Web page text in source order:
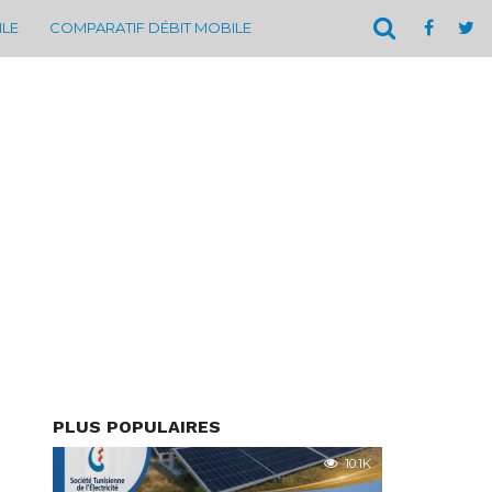
COMPARATIF DÉBIT MOBILE
PLUS POPULAIRES
10.1K